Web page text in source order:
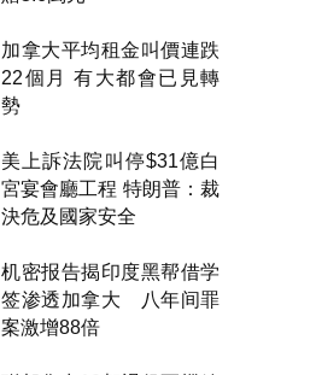
加拿大平均租金叫價連跌
22個月 有大都會已見轉
勢
美上訴法院叫停$31億白
宮宴會廳工程 特朗普：裁
決危及國家安全
机密报告揭印度黑帮借学
签渗透加拿大 八年间罪
案激增88倍